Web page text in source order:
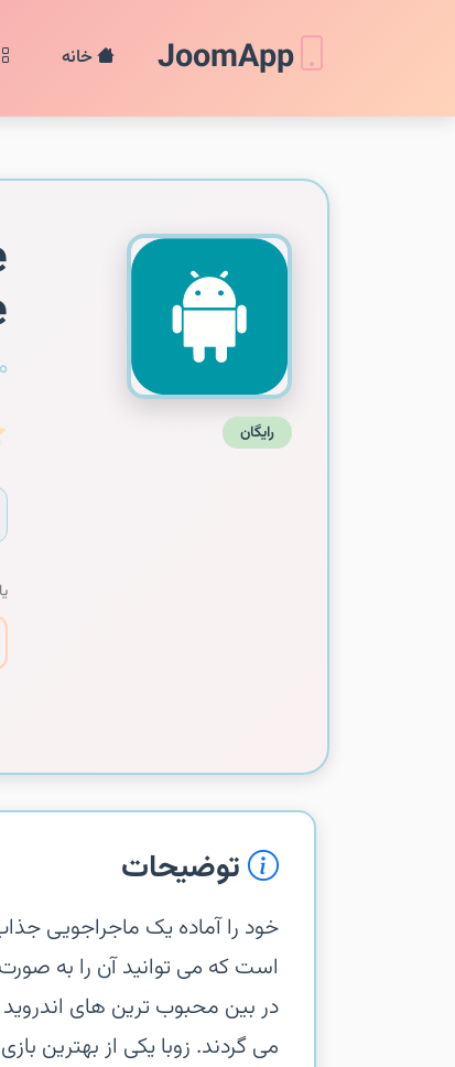
JoomApp خانه
رایگان
توضیحات
است که می توانید آن را به صورت
در بین محبوب ترین های اندروید
می گردند. زوبا یکی از بهترین